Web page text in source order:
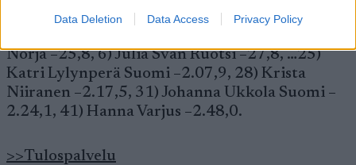
Data Deletion Data Access Privacy Policy
–6,6, 3) Alisa Zhambalova Venäjä –10,9, 4)
Norja –25,8, 6) Julia Svan Ruotsi –27,8, …25)
Katri Lylynperä Suomi –2.07,9, 28) Krista
Niiranen –2.17,5, 31) Johanna Ukkola Suomi –
2.24,1, 41) Hanna Varjus –2.48,0.
>>Tulospalvelu